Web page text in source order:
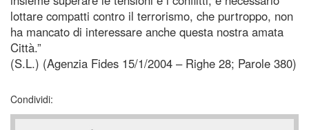
lottare compatti contro il terrorismo, che purtroppo, non
ha mancato di interessare anche questa nostra amata
Città.”
(S.L.) (Agenzia Fides 15/1/2004 – Righe 28; Parole 380)
Condividi: